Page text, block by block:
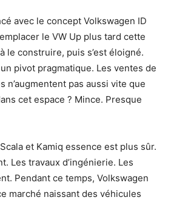
avec le concept Volkswagen ID
le VW Up plus tard cette
le construire, puis s’est éloigné.
pivot pragmatique. Les ventes de
n’augmentent pas aussi vite que
cet espace ? Mince. Presque
et Kamiq essence est plus sûr.
Les travaux d’ingénierie. Les
Pendant ce temps, Volkswagen
marché naissant des véhicules